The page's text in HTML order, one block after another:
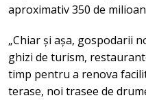
aproximativ 350 de
„Chiar și așa, gospodarii
ghizi de turism,
timp pentru a renova
terase, noi trasee de